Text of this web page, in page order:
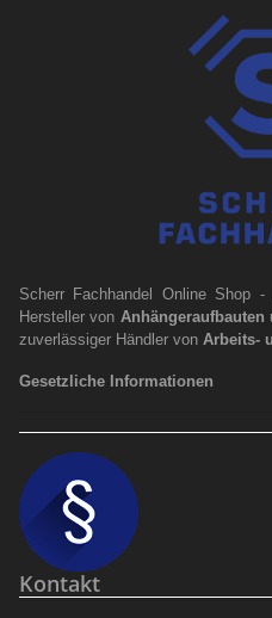
Scherr Fachhandel Online Shop
Hersteller von Anhängeraufbauten
zuverlässiger Händler von Arbeits-
Gesetzliche Informationen
Kontakt